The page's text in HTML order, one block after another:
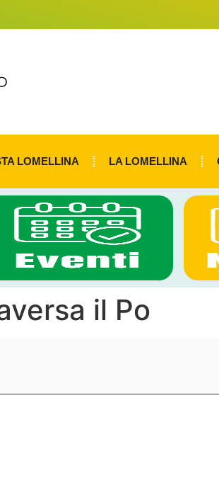
LOMELLINA LA LOMELLINA
il Po